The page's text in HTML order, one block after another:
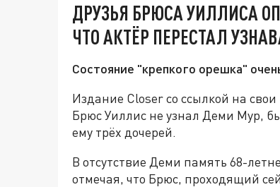
ДРУЗЬЯ БРЮСА УИЛЛИСА
ЧТО АКТЁР ПЕРЕСТАЛ
Состояние "крепкого орешка"
Издание Closer со ссылкой на
Брюс Уиллис не узнал Деми Мур,
ему трёх дочерей.
В отсутствие Деми память 68-
отмечая, что Брюс, проходящий